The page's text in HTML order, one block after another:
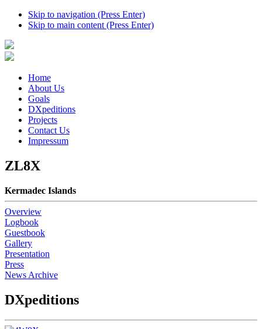
Skip to navigation (Press Enter)
Skip to main content (Press Enter)
Home
About Us
Goals
DXpeditions
Projects
Contact Us
Impressum
ZL8X
Kermadec Islands
Overview
Logbook
Guestbook
Gallery
Presentation
Press
News Archive
DXpeditions